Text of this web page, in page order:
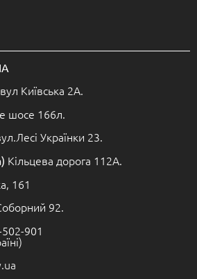
Київська 2А.
шосе 166л.
Українки 23.
Кільцева дорога 112А.
161
92.
901